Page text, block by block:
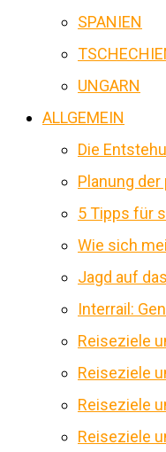
SPANIEN
UNGARN
ALLGEMEIN
Die
Planung
5 Tipps für
Wie sich
Jagd auf
Interrail:
Reiseziele
Reiseziele
Reiseziele
Reiseziele